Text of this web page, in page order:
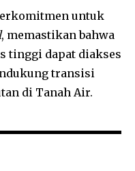
untuk
, memastikan bahwa
tinggi dapat diakses
transisi
di Tanah Air.